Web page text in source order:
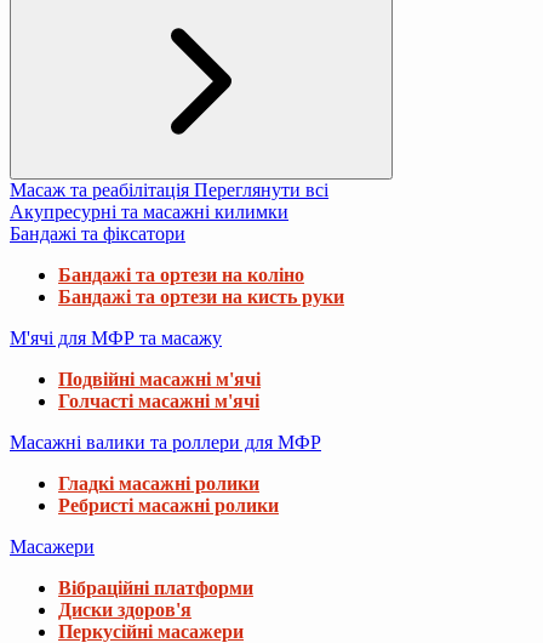
Масаж та реабілітація Переглянути всі
Акупресурні та масажні килимки
Бандажі та фіксатори
Бандажі та ортези на коліно
Бандажі та ортези на кисть руки
М'ячі для МФР та масажу
Подвійні масажні м'ячі
Голчасті масажні м'ячі
Масажні валики та роллери для МФР
Гладкі масажні ролики
Ребристі масажні ролики
Масажери
Вібраційні платформи
Диски здоров'я
Перкусійні масажери